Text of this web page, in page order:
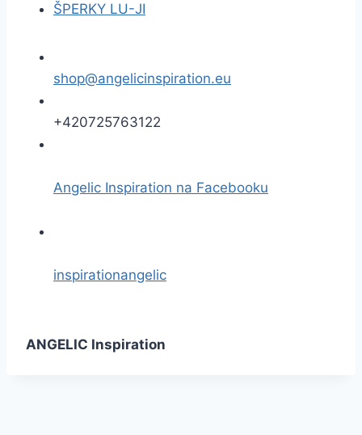
ŠPERKY LU-JI
shop@angelicinspiration.eu
+420725763122
Angelic Inspiration na Facebooku
inspirationangelic
ANGELIC Inspiration